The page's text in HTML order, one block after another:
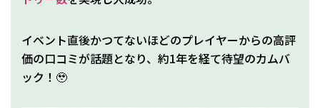
イベント直後かつてないほどのプレイヤーからの高評
価の口コミが話題となり、約1年を経て待望のカムバ
ック！🥹